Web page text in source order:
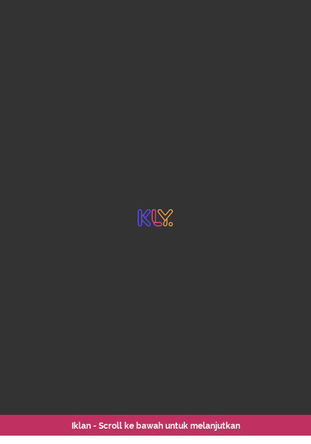
Iklan - Scroll ke bawah untuk melanjutkan